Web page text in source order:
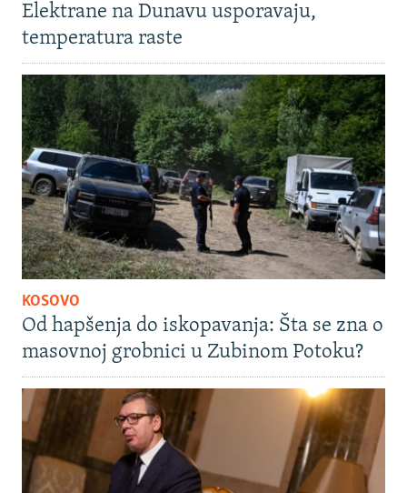
Elektrane na Dunavu usporavaju,
temperatura raste
KOSOVO
Od hapšenja do iskopavanja: Šta se zna o
masovnoj grobnici u Zubinom Potoku?